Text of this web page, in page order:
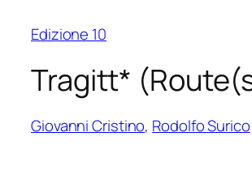
Edizione 10
Tragitt*
Giovanni Cristino, Rodolfo Surico